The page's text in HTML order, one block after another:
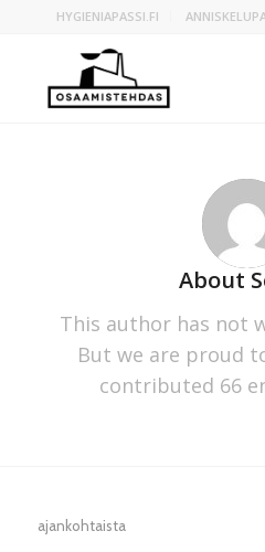
HYGIENIAPASSI.FI
About
This author has not
But we are proud
contributed 66
ajankohtaista